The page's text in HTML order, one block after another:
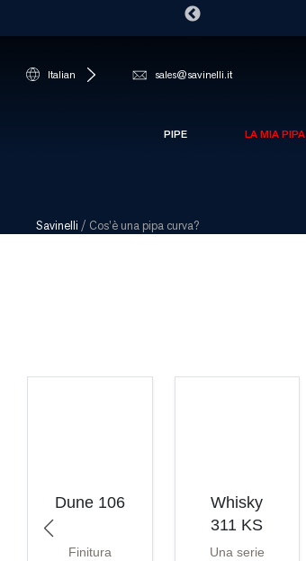
Italian sales@savinelli.it
PIPE LA MIA PIPA
Savinelli / Cos’è una pipa curva?
Dune 106
Finitura
Whisky
311 KS
Una serie